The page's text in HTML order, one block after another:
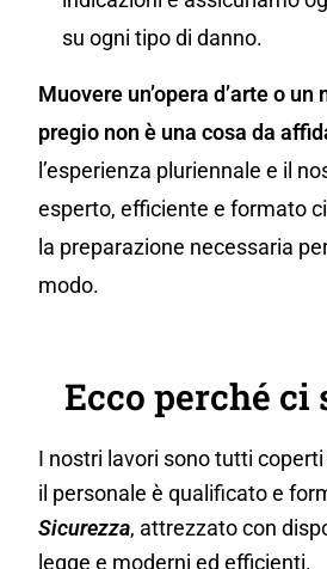
su ogni tipo di danno.
Muovere un’opera d’arte o
pregio non è una cosa da
l’esperienza pluriennale e il
esperto, efficiente e formato ci
la preparazione necessaria
modo.
Ecco perché ci
I nostri lavori sono tutti
il personale è qualificato e
Sicurezza, attrezzato con
legge e moderni ed efficienti.